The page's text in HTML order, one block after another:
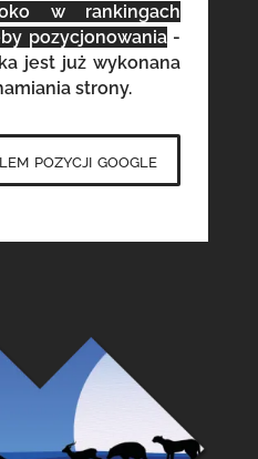
w rankingach
pozycjonowania-
jest już wykonana
strony.
pozycji google